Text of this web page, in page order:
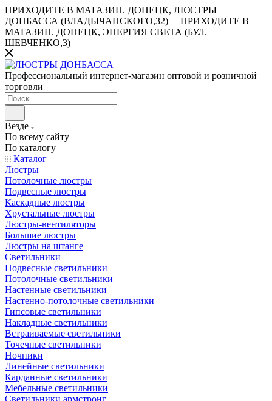
ПРИХОДИТЕ В МАГАЗИН. ДОНЕЦК, ЛЮСТРЫ
ДОНБАССА (ВЛАДЫЧАНСКОГО,32)
ПРИХОДИТЕ В
МАГАЗИН. ДОНЕЦК, ЭНЕРГИЯ СВЕТА (БУЛ.
ШЕВЧЕНКО,3)
Профессиональный интернет-магазин оптовой и розничной
торговли
Везде
По всему сайту
По каталогу
Каталог
Люстры
Потолочные люстры
Подвесные люстры
Каскадные люстры
Хрустальные люстры
Люстры-вентиляторы
Большие люстры
Люстры на штанге
Светильники
Подвесные светильники
Потолочные светильники
Настенные светильники
Настенно-потолочные светильники
Гипсовые светильники
Накладные светильники
Встраиваемые светильники
Точечные светильники
Ночники
Линейные светильники
Карданные светильники
Мебельные светильники
Светильники армстронг